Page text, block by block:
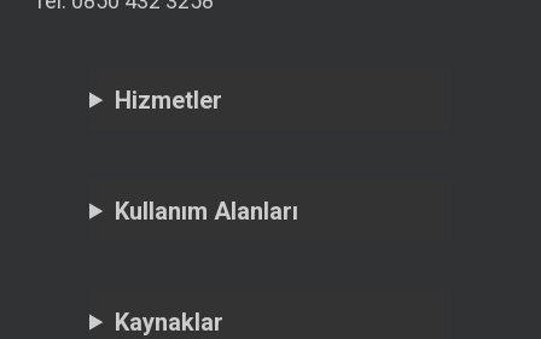
Hizmetler
Kullanım Alanları
Kaynaklar